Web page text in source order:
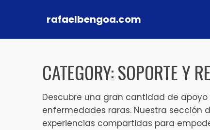
rafaelbengoa.com
CATEGORY:SOPORTE Y
Descubre una gran cantidad de
enfermedades raras. Nuestra sección
experiencias compartidas para